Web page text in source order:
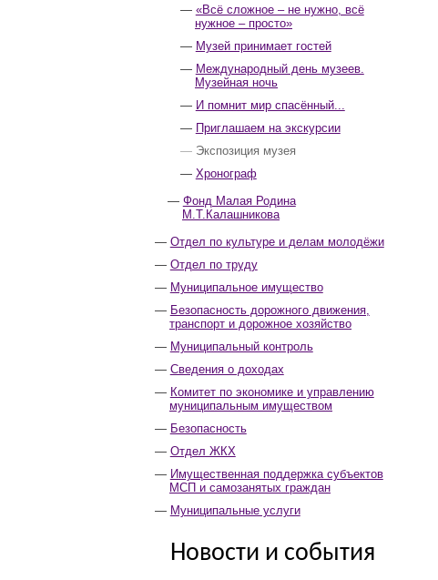
«Всё сложное – не нужно, всё
нужное – просто»
Музей принимает гостей
Международный день музеев.
Музейная ночь
И помнит мир спасённый...
Приглашаем на экскурсии
Экспозиция музея
Хронограф
Фонд Малая Родина
М.Т.Калашникова
Отдел по культуре и делам молодёжи
Отдел по труду
Муниципальное имущество
Безопасность дорожного движения,
транспорт и дорожное хозяйство
Муниципальный контроль
Сведения о доходах
Комитет по экономике и управлению
муниципальным имуществом
Безопасность
Отдел ЖКХ
Имущественная поддержка субъектов
МСП и самозанятых граждан
Муниципальные услуги
Новости и события